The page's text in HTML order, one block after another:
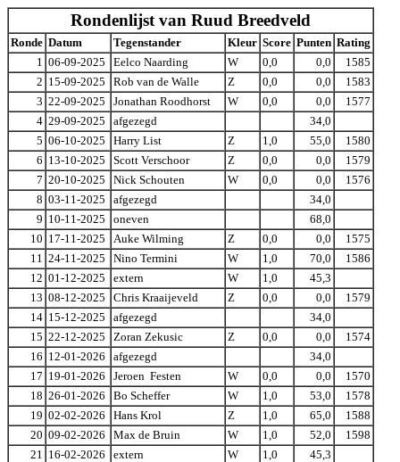
Rondenlijst van Ruud Breedveld
Ronde Datum Tegenstander Kleur Score Punten Rating
1 06-09-2025 Eelco Naarding W 0,0 0,0
1585
2 15-09-2025 Rob van de Walle Z 0,0 0,0
1583
3 22-09-2025 Jonathan Roodhorst W 0,0 0,0
1577
4 29-09-2025 afgezegd
34,0
5 06-10-2025 Harry List Z 1,0 55,0
1580
6 13-10-2025 Scott Verschoor Z 0,0 0,0
1579
7 20-10-2025 Nick Schouten W 0,0 0,0
1576
8 03-11-2025 afgezegd
34,0
9 10-11-2025 oneven
68,0
10 17-11-2025 Auke Wilming Z 0,0 0,0
1575
11 24-11-2025 Nino Termini W 1,0 70,0
1586
12 01-12-2025 extern W 1,0
45,3
13 08-12-2025 Chris Kraaijeveld Z 0,0 0,0
1579
14 15-12-2025 afgezegd
34,0
15 22-12-2025 Zoran Zekusic Z 0,0 0,0
1574
16 12-01-2026 afgezegd
34,0
17 19-01-2026 Jeroen Festen W 0,0 0,0
1570
18 26-01-2026 Bo Scheffer W 1,0 53,0
1578
19 02-02-2026 Hans Krol Z 1,0 65,0
1588
20 09-02-2026 Max de Bruin W 1,0 52,0
1598
21 16-02-2026 extern W 1,0
45,3